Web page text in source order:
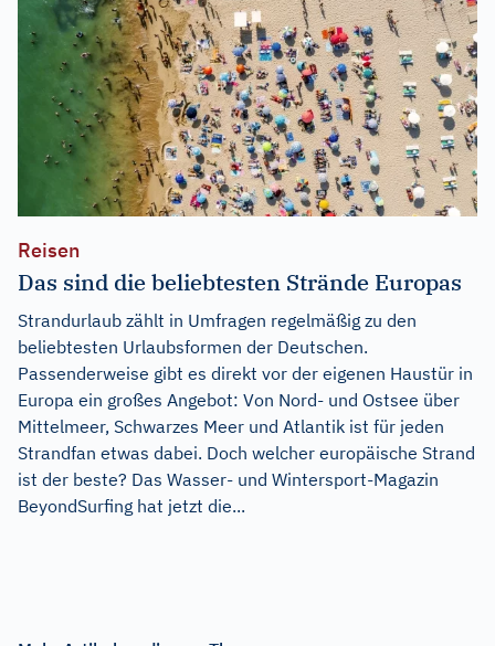
Reisen
Das sind die beliebtesten Strände Europas
Strandurlaub zählt in Umfragen regelmäßig zu den
beliebtesten Urlaubsformen der Deutschen.
Passenderweise gibt es direkt vor der eigenen Haustür in
Europa ein großes Angebot: Von Nord- und Ostsee über
Mittelmeer, Schwarzes Meer und Atlantik ist für jeden
Strandfan etwas dabei. Doch welcher europäische Strand
ist der beste? Das Wasser- und Wintersport-Magazin
BeyondSurfing hat jetzt die...